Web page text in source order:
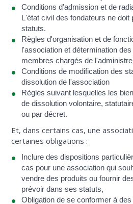
Conditions d'admission et de
L'état civil des fondateurs ne doit
statuts.
Règles d'organisation et de
l'association et détermination
membres chargés de
Conditions de modification des
dissolution de l'association
Règles suivant lesquelles les
de dissolution volontaire,
ou par décret.
Et, dans certains cas, une
certaines obligations :
Inclure des dispositions
cas pour une association qui
vendre des produits ou fournir
prévoir dans ses statuts,
Obligation de se conformer à